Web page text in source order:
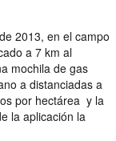
2013, en el campo
a 7 km al
mochila de gas
a distanciadas a
por hectárea y la
la aplicación la